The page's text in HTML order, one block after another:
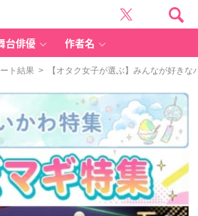
台俳優 作者名
ト結果 > 【オタク女子が選ぶ】みんなが好きな